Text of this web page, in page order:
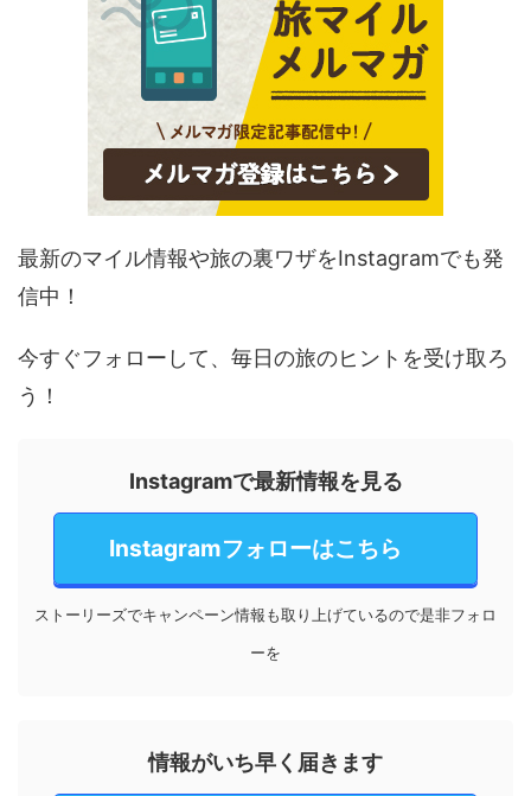
最新のマイル情報や旅の裏ワザをInstagramでも発
信中！
今すぐフォローして、毎日の旅のヒントを受け取ろ
う！
Instagramで最新情報を見る
Instagramフォローはこちら
ストーリーズでキャンペーン情報も取り上げているので是非フォロ
ーを
情報がいち早く届きます